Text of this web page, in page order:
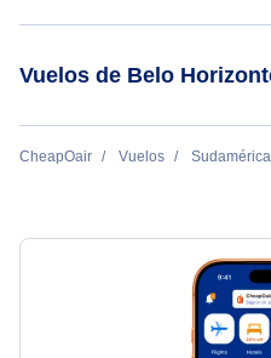
Vuelos de Fort Lauderdale a
Vuelos de Miami a Belo
Vuelos de Belo
Vuelos de Belo Horizonte a
Vuelos de Belo Horizonte a
Vuelos de Belo Horizonte a
CheapOair Vuelos Sudamérica